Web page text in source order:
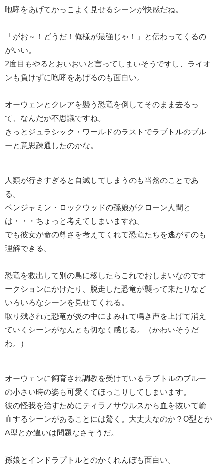
咆哮をあげてかっこよく見せるシーンが快感だね。
「がお～！どうだ！俺様が最強じゃ！」と伝わってくるの
がいい。
2度目もやるとおいおいと言ってしまいそうですし、ライオ
ンも負けずに咆哮をあげるのも面白い。
オーウェンとクレアを襲う恐竜を倒してそのまま去るっ
て、なんだか不思議ですね。
きっとジュラシック・ワールドのラストでラブトルのブル
ーと意思疎通したのかな。
人類が行きすぎると自滅してしまうのも当然のことであ
る。
ベンジャミン・ロックウッドの孫娘がクローン人間と
は・・・ちょっと考えてしまいますね。
でも彼女が命の尊さを考えてくれて恐竜たちを逃がすのも
理解できる。
恐竜を救出して別の島に移したらこれでおしまいなのでオ
ークションにかけたり、脱走した恐竜が襲って来たりなど
いろいろなシーンを見せてくれる。
取り残された恐竜が炎の中にまみれて鳴き声を上げて消え
ていくシーンがなんとも切なく感じる。（かわいそうだ
わ。）
オーウェンに飼育され調教を受けているラブトルのブルー
の小さい時の姿も可愛くてほっこりしてしまいます。
彼の怪我を治すためにティラノサウルスから血を抜いて輸
血するシーンがあることには驚く。大丈夫なのか？O型とか
A型とか違いは問題なさそうだ。
孫娘とインドラプトルとのかくれんぼも面白い。